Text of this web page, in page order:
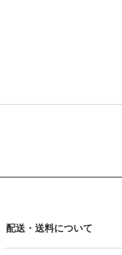
配送・送料について